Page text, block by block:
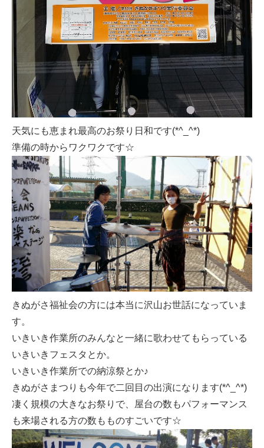
天気にも恵まれ最高のお祭り日和です(*^_^*)
準備の時からワクワクです☆
きぬがさ福祉会の方には本当に沢山お世話になっていま
す。
いきいき作業所のみんなと一緒に歌わせてもらっている
いきいきフェスタとか。
いきいき作業所での納涼祭とか♪
きぬがさまつりも今年で二回目の出演になります(*^_^*)
凄く規模の大きなお祭りで、屋台の数もパフォーマンス
も来場される方の数もものすごいです☆